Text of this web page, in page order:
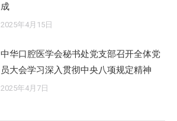
成
2025年4月15日
中华口腔医学会秘书处党支部召开全体党
员大会学习深入贯彻中央八项规定精神
2025年4月7日